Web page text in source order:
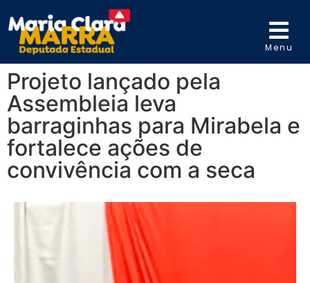
Menu
Projeto lançado pela
Assembleia leva
barraginhas para Mirabela e
fortalece ações de
convivência com a seca